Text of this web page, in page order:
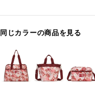
同じカラーの商品を見る